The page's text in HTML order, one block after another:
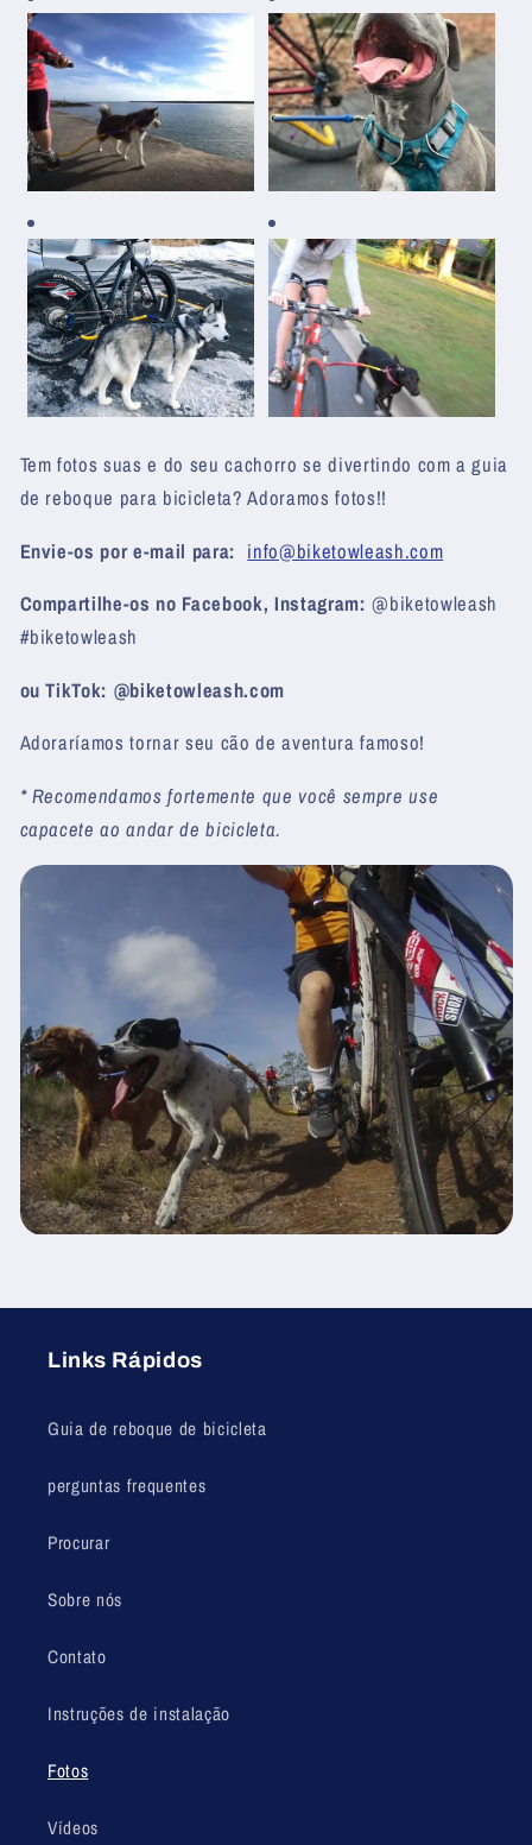
Tem fotos suas e do seu cachorro se divertindo com a guia
de reboque para bicicleta? Adoramos fotos!!
Envie-os por e-mail para: info@biketowleash.com
Compartilhe-os no Facebook, Instagram: @biketowleash
#biketowleash
ou TikTok: @biketowleash.com
Adoraríamos tornar seu cão de aventura famoso!
* Recomendamos fortemente que você sempre use
capacete ao andar de bicicleta.
Links Rápidos
Guia de reboque de bicicleta
perguntas frequentes
Procurar
Sobre nós
Contato
Instruções de instalação
Fotos
Vídeos